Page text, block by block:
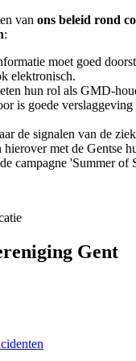
van ons beleid rond
:
moet goed
elektronisch.
hun rol als GMD-
is goede
de signalen van de
hierover met de Gentse
campagne 'Summer of
Gent